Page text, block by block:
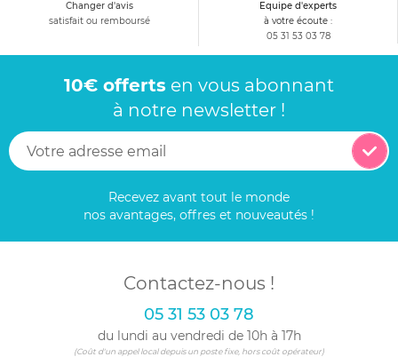
Changer d'avis
satisfait ou remboursé
Equipe d'experts
à votre écoute :
05 31 53 03 78
10€ offerts en vous abonnant
à notre newsletter !
Recevez avant tout le monde
nos avantages, offres et nouveautés !
Contactez-nous !
05 31 53 03 78
du lundi au vendredi de 10h à 17h
(Coût d'un appel local depuis un poste fixe, hors coût opérateur)